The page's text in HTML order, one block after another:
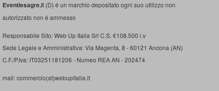
Eventiesagre.it (D) é un marchio depositato ogni suo utilizzo non
autorizzato non é ammesso
Responsabile Sito: Web Up Italia Srl C.S. €108.500 i.v
Sede Legale e Amministrativa: Via Magenta, 8 - 60121 Ancona (AN)
C.F./P.Iva: IT03251181206 - Numeo REA AN - 202474
mail: commercio(at)webupitalia.it